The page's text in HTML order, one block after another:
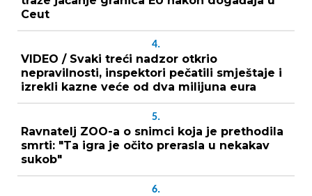
Ceut
4.
VIDEO / Svaki treći nadzor otkrio
nepravilnosti, inspektori pečatili smještaje i
izrekli kazne veće od dva milijuna eura
5.
Ravnatelj ZOO-a o snimci koja je prethodila
smrti: "Ta igra je očito prerasla u nekakav
sukob"
6.